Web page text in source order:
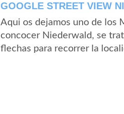
GOOGLE STREET VIEW
Aqui os dejamos uno de los
concocer Niederwald, se
flechas para recorrer la